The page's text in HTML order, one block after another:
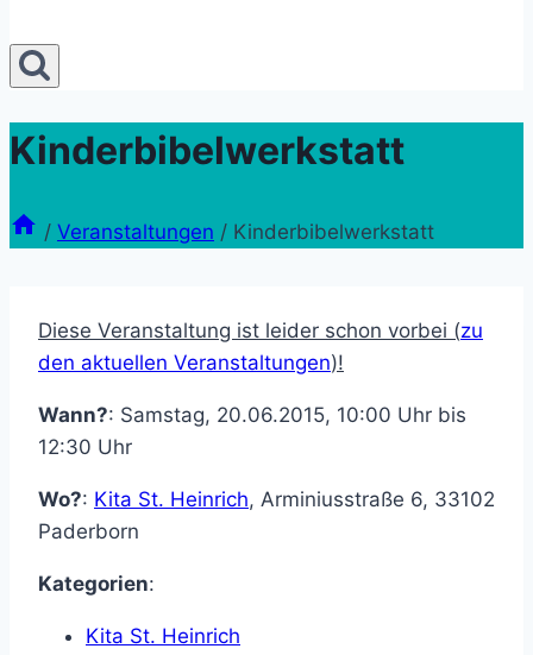
Kinderbibelwerkstatt
/ Veranstaltungen / Kinderbibelwerkstatt
Diese Veranstaltung ist leider schon vorbei (zu
den aktuellen Veranstaltungen)!
Wann?: Samstag, 20.06.2015, 10:00 Uhr bis
12:30 Uhr
Wo?: Kita St. Heinrich, Arminiusstraße 6, 33102
Paderborn
Kategorien:
Kita St. Heinrich